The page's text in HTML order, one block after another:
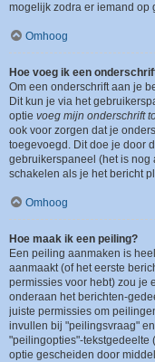
mogelijk zodra er iemand op
Omhoog
Hoe voeg ik een
Om een onderschrift aan je
Dit kun je via het
optie voeg mijn onderschrift
ook voor zorgen dat je
toegevoegd. Dit doe je door
gebruikerspaneel (het is nog
schakelen als je het bericht
Omhoog
Hoe maak ik een peiling?
Een peiling aanmaken is
aanmaakt (of het eerste
permissies voor hebt) zou je
onderaan het berichten-
juiste permissies om
invullen bij "peilingsvraag"
"peilingopties"-tekstgedeelte
optie gescheiden door